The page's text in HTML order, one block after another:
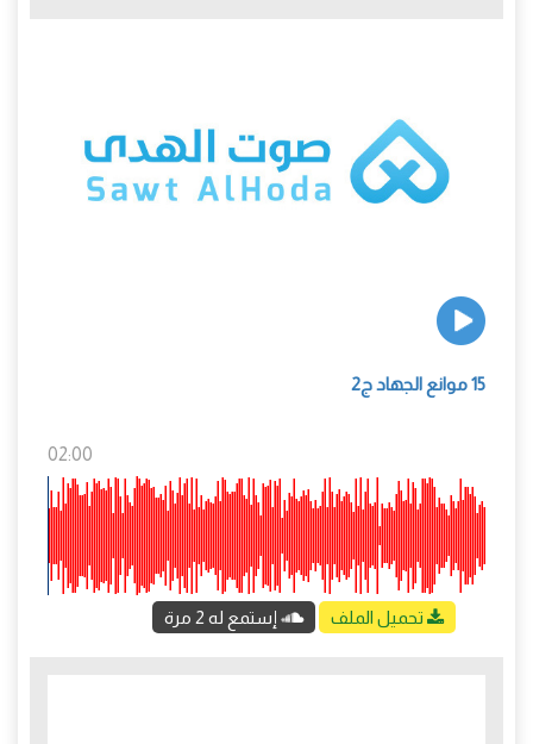
15 موانع الجهاد ج2
02:00
تحميل الملف إستمع له 2 مرة